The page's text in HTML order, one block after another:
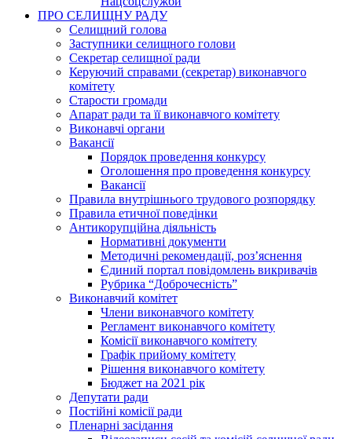
ПРО СЕЛИЩНУ РАДУ
Селищний голова
Заступники селищного голови
Секретар селищної ради
Керуючий справами (секретар) виконавчого
комітету
Старости громади
Апарат ради та її виконавчого комітету
Виконавчі органи
Вакансії
Порядок проведення конкурсу
Оголошення про проведення конкурсу
Вакансії
Правила внутрішнього трудового розпорядку
Правила етичної поведінки
Антикорупційна діяльність
Нормативні документи
Методичні рекомендації, роз’яснення
Єдиний портал повідомлень викривачів
Рубрика “Доброчесність”
Виконавчий комітет
Члени виконавчого комітету
Регламент виконавчого комітету
Комісії виконавчого комітету
Графік прийому комітету
Рішення виконавчого комітету
Бюджет на 2021 рік
Депутати ради
Постійні комісії ради
Пленарні засідання